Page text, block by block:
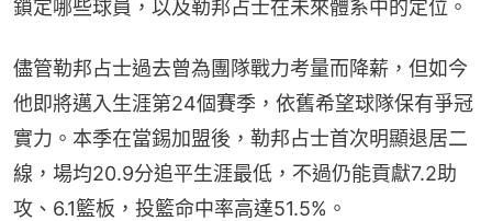
鎖定哪些球員，以及勒邦占士在未來體系中的定位。
儘管勒邦占士過去曾為團隊戰力考量而降薪，但如今
他即將邁入生涯第24個賽季，依舊希望球隊保有爭冠
實力。本季在當錫加盟後，勒邦占士首次明顯退居二
線，場均20.9分追平生涯最低，不過仍能貢獻7.2助
攻、6.1籃板，投籃命中率高達51.5%。